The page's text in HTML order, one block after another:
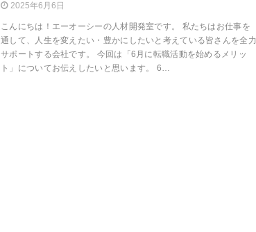
2025年6月6日
こんにちは！エーオーシーの人材開発室です。 私たちはお仕事を
通して、人生を変えたい・豊かにしたいと考えている皆さんを全力
サポートする会社です。 今回は「6月に転職活動を始めるメリッ
ト」についてお伝えしたいと思います。 6…